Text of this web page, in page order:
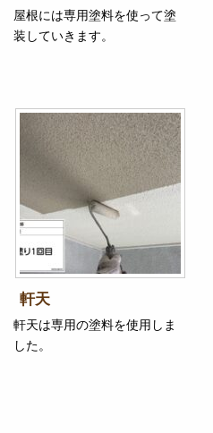
屋根には専用塗料を使って塗
装していきます。
軒天
軒天は専用の塗料を使用しま
した。